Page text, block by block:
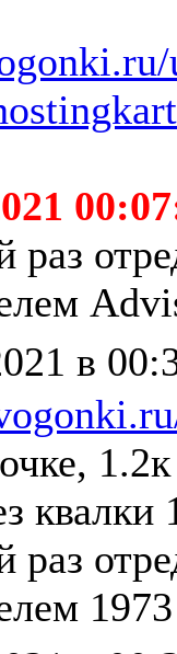
раз
в
1.2к
квалки
раз
1973